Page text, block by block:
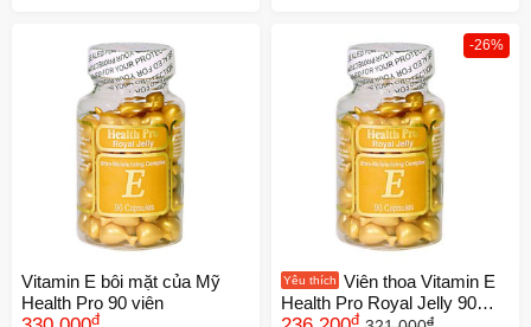
Vitamin E bôi mặt của Mỹ
Health Pro 90 viên
đ
-26%
Yêu thích
Viên thoa Vitamin E
Health Pro Royal Jelly 90
đ đ